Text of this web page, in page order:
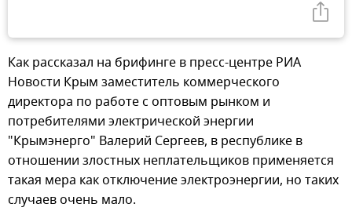
Как рассказал на брифинге в пресс-центре РИА
Новости Крым заместитель коммерческого
директора по работе с оптовым рынком и
потребителями электрической энергии
"Крымэнерго" Валерий Сергеев, в республике в
отношении злостных неплательщиков применяется
такая мера как отключение электроэнергии, но таких
случаев очень мало.